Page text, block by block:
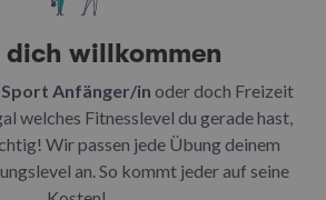
dich willkommen
Sport Anfänger/in oder doch Freizeit
welches Fitnesslevel du gerade hast,
Wir passen jede Übung deinem
an. So kommt jeder auf seine